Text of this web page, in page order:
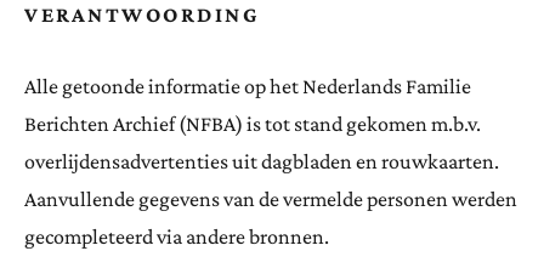
VERANTWOORDING
Alle getoonde informatie op het Nederlands Familie
Berichten Archief (NFBA) is tot stand gekomen m.b.v.
overlijdensadvertenties uit dagbladen en rouwkaarten.
Aanvullende gegevens van de vermelde personen werden
gecompleteerd via andere bronnen.